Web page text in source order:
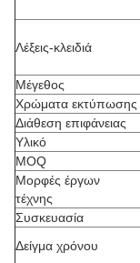
Λέξεις-κλειδιά
Μέγεθος
Χρώματα εκτύπωσης
Διάθεση επιφάνειας
Υλικό
MOQ
Μορφές έργων
τέχνης
Συσκευασία
Δείγμα χρόνου